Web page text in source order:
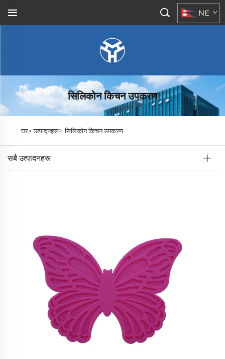
NE
सिलिकोन किचन उपकरण
घर>उत्पादनहरू>सिलिकोन किचन उपकरण
सबै उत्पादनहरू